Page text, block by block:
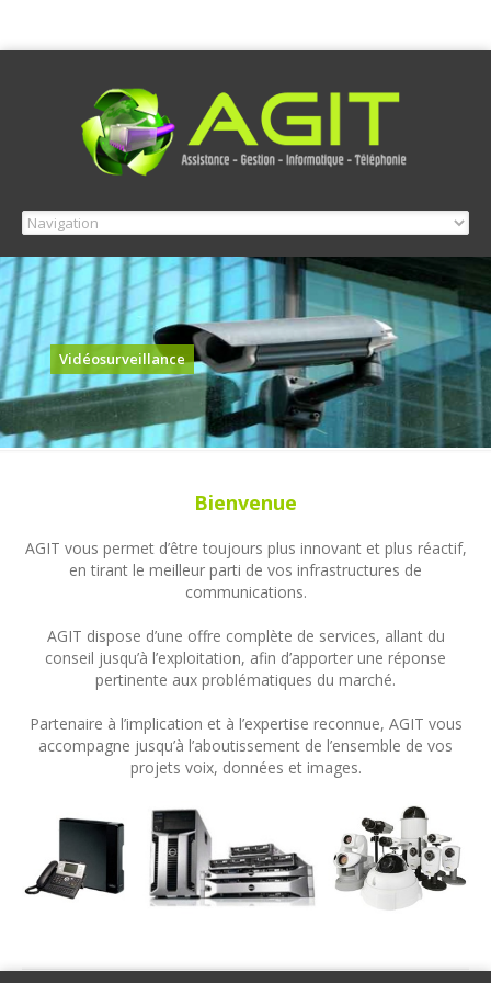
Vidéosurveillance
Bienvenue
AGIT vous permet d’être toujours plus innovant et plus réactif,
en tirant le meilleur parti de vos infrastructures de
communications.
AGIT dispose d’une offre complète de services, allant du
conseil jusqu’à l’exploitation, afin d’apporter une réponse
pertinente aux problématiques du marché.
Partenaire à l’implication et à l’expertise reconnue, AGIT vous
accompagne jusqu’à l’aboutissement de l’ensemble de vos
projets voix, données et images.